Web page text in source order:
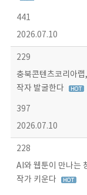
441
2026.07.10
229
충북콘텐츠코리아
작자 발굴한다
397
2026.07.10
228
AI와 웹툰이 만나는
작가 키운다